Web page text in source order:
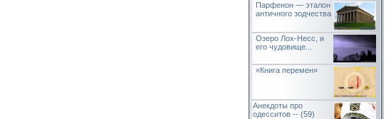
Парфенон — эталон
античного зодчества
Озеро Лох-Несс, и
его чудовище...
«Книга перемен»
Анекдоты про
одесситов -- (59)